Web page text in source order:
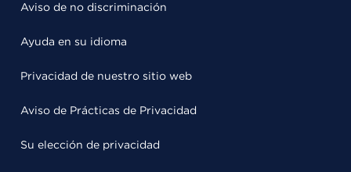
Aviso de no discriminación
Ayuda en su idioma
Privacidad de nuestro sitio web
Aviso de Prácticas de Privacidad
Su elección de privacidad